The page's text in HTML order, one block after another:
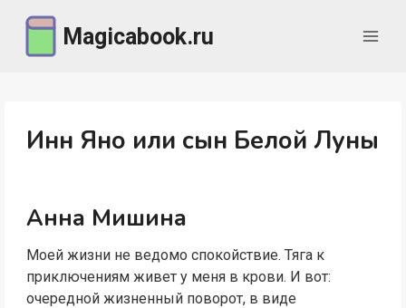
содержимому
Magicabook.ru
Инн Яно или сын Белой Луны
Анна Мишина
Моей жизни не ведомо спокойствие. Тяга к
приключениям живет у меня в крови. И вот:
очередной жизненный поворот, в виде